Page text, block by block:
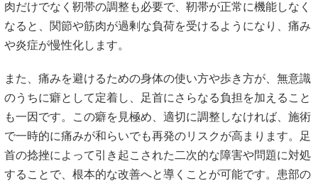
肉だけでなく靭帯の調整も必要で、靭帯が正常に機能しなく
なると、関節や筋肉が過剰な負荷を受けるようになり、痛み
や炎症が慢性化し ます。
また、痛みを避けるための身体の使い方や歩き方が、無意識
のうちに癖として定着し、足首にさらなる負担を加えること
も一因です。
この癖を見極め、適切に調整しなければ、施術
で一時的に痛みが和らいでも再発のリスクが高まります。足
首の捻挫によって引き起こ された二次的な障害や問題に対処
することで、 根本的な改善へと導くことが可能です。患部の